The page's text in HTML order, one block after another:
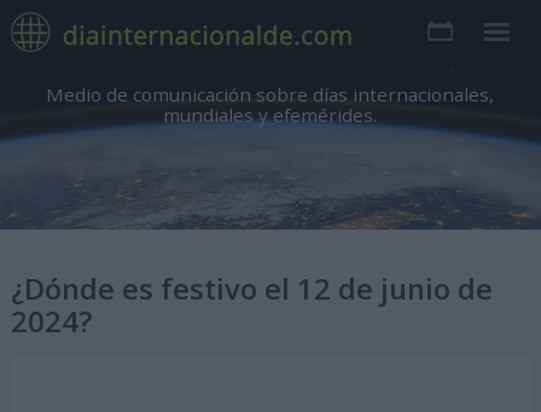
Medio de comunicación sobre días internacionales,
mundiales y efemérides.
¿Dónde es festivo el 12 de junio de
2024?